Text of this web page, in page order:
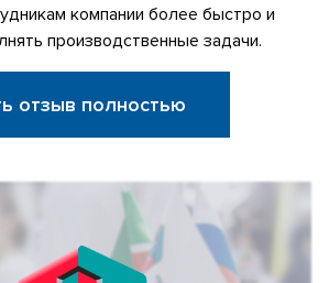
компании более быстро и
производственные задачи.
отзыв полностью